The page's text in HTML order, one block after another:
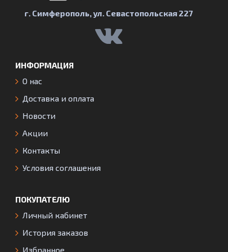
г. Симферополь, ул. Севастопольская 227
ИНФОРМАЦИЯ
О нас
Доставка и оплата
Новости
Акции
Контакты
Условия соглашения
ПОКУПАТЕЛЮ
Личный кабинет
История заказов
Избранное